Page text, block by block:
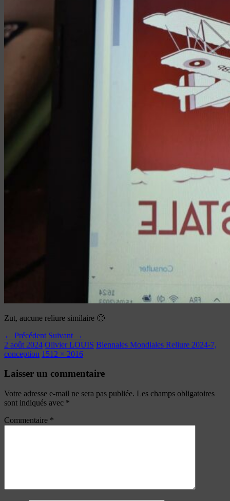
Zut, aucune reliure similaire 🙁
← Précédent Suivant →
2 août 2024 Olivier LOUIS Biennales Mondiales Reliure 2024-7,
conception 1512 × 2016
Laisser un commentaire
Votre adresse e-mail ne sera pas publiée. Les champs obligatoires
sont indiqués avec *
Commentaire *